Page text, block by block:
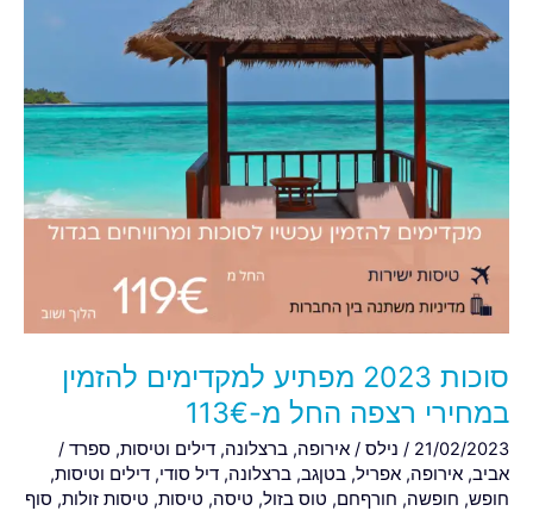
סוכות 2023 מפתיע למקדימים להזמין
במחירי רצפה החל מ-113€
21/02/2023
/ נילס/אירופה,ברצלונה,דילים וטיסות,ספרד/
אביב,אירופה,אפריל,בטןגב,ברצלונה,דיל סודי,דילים וטיסות,
חופש,חופשה,חורףחם,טוס בזול,טיסה,טיסות,טיסות זולות,סוף
רצפה